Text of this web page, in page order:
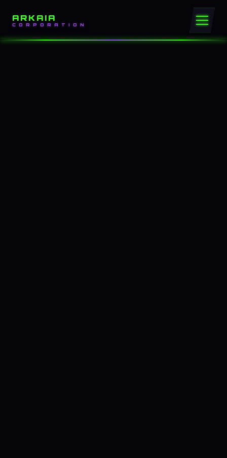
ARKAIA
CORPORATION